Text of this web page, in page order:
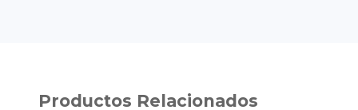
Productos Relacionados